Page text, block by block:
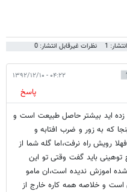
1 نظرات غیرقابل انتشار: 0
۰۴:۲۲ - ۱۳۹۲/۱۲/۱۰
پاسخ
ايد بيشتر حاصل طبيعت است و
كه به زور و ضرب افتابه و
رويش راه نرفت،اما گله شما از
توهينى بايد گفت وقتى تو اين
اموزش نديده است،ان مامو
است و خلاصه همه كاره خارج از